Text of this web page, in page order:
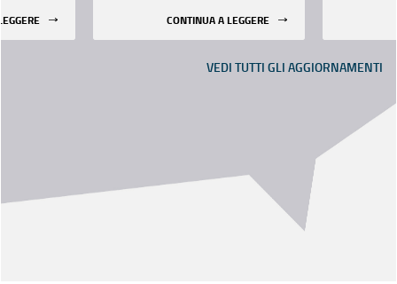
CONTINUA A LEGGERE
VEDI TUTTI GLI AGGIORNAMENTI